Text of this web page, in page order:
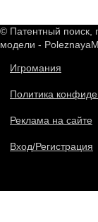
© Патентный поиск,
модели -
Игромания
Политика
Реклама на сайте
Вход/Регистрация